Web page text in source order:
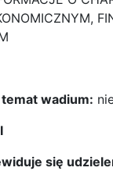
wadium:
się